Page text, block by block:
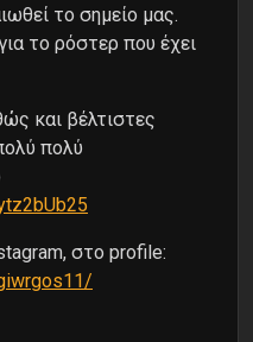
το σημείο μας.
το ρόστερ που έχει
και βέλτιστες
πολύ
στο profile: